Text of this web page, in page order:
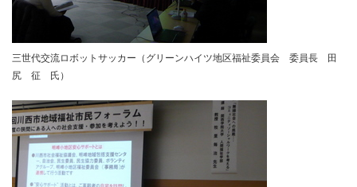
三世代交流ロボットサッカー（グリーンハイツ地区福祉委員会 委員長 田
尻 征 氏）